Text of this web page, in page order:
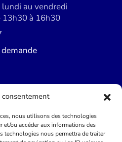
consentement
nous utilisons des technologies
ou accéder aux informations des
technologies nous permettra de traiter
au vendredi
13h30 à 16h30